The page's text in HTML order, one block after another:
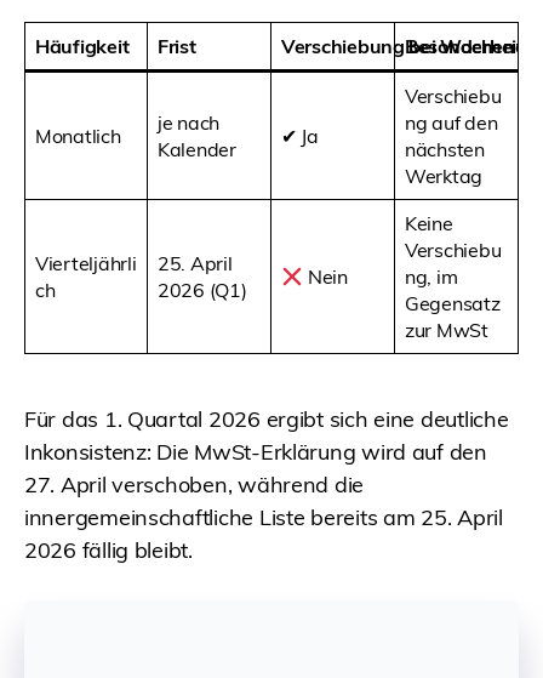
Häufigkeit Frist Verschiebung beiBesonderheit
Monatlich
je nach
Kalender
✔ Ja
Verschiebu
ng auf den
nächsten
Werktag
Vierteljährli
ch
25. April
2026 (Q1)
Nein
Keine
Verschiebu
ng, im
Gegensatz
zur MwSt
Für das 1. Quartal 2026 ergibt sich eine deutliche
Inkonsistenz: Die MwSt-Erklärung wird auf den
27. April verschoben, während die
innergemeinschaftliche Liste bereits am 25. April
2026 fällig bleibt.